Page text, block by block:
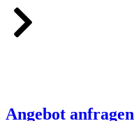
Angebot anfragen